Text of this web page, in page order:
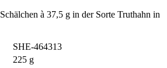
à 37,5 g in der Sorte Truthahn in
SHE-464313
225 g